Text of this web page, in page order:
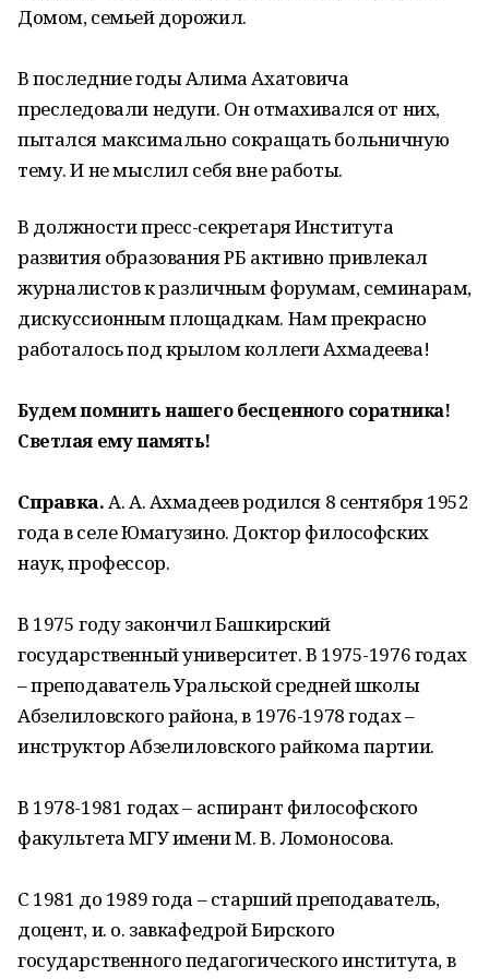
Домом, семьей дорожил.
В последние годы Алима Ахатовича
преследовали недуги. Он отмахивался от них,
пытался максимально сокращать больничную
тему. И не мыслил себя вне работы.
В должности пресс-секретаря Института
развития образования РБ активно привлекал
журналистов к различным форумам, семинарам,
дискуссионным площадкам. Нам прекрасно
работалось под крылом коллеги Ахмадеева!
Будем помнить нашего бесценного соратника!
Светлая ему память!
Справка.А. А. Ахмадеев родился 8 сентября 1952
года в селе Юмагузино. Доктор философских
наук, профессор.
В 1975 году закончил Башкирский
государственный университет. В 1975-1976 годах
– преподаватель Уральской средней школы
Абзелиловского района, в 1976-1978 годах –
инструктор Абзелиловского райкома партии.
В 1978-1981 годах – аспирант философского
факультета МГУ имени М. В. Ломоносова.
С 1981 до 1989 года – старший преподаватель,
доцент, и. о. завкафедрой Бирского
государственного педагогического института, в